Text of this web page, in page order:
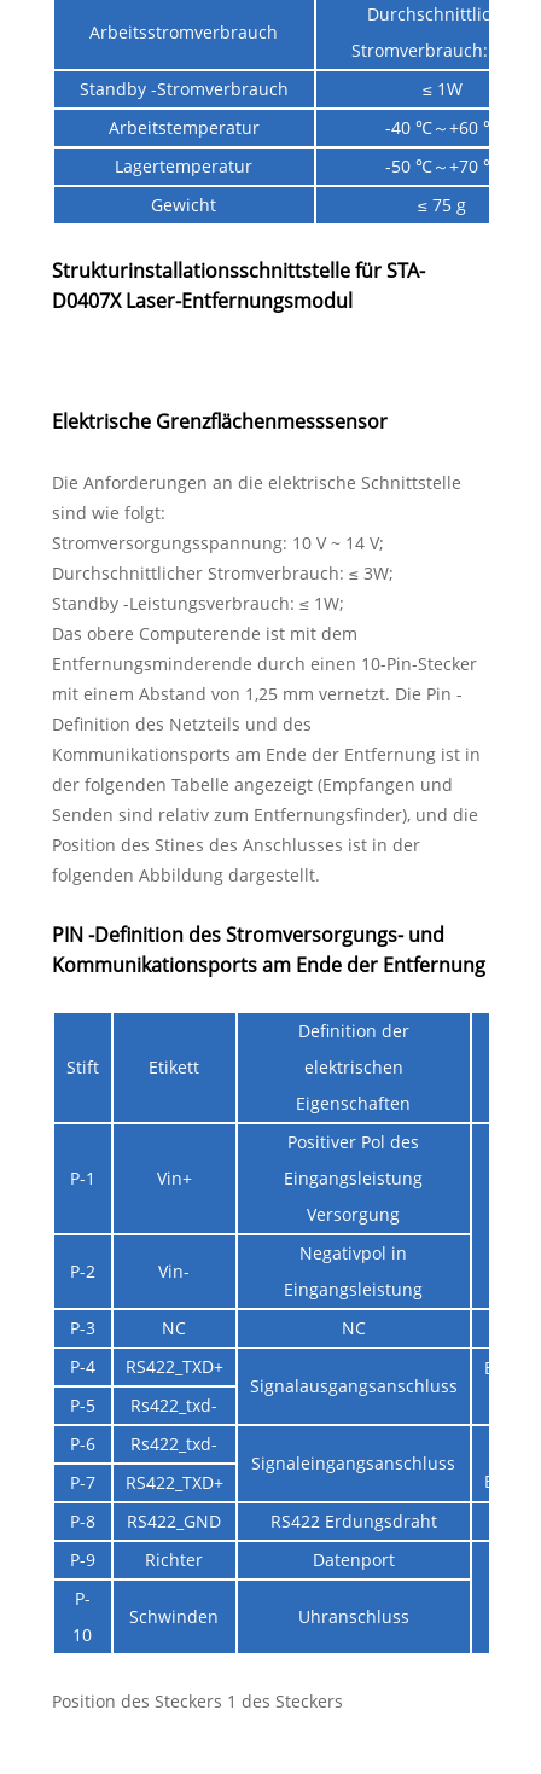
Arbeitsstromverbrauch
Durchschnittlicher
Stromverbrauch: ≤ 3W
Standby -Stromverbrauch
≤ 1W
Arbeitstemperatur
-40 ℃～+60 ℃
Lagertemperatur
-50 ℃～+70 ℃
Gewicht
≤ 75 g
Strukturinstallationsschnittstelle für STA-
D0407X Laser-Entfernungsmodul
Elektrische Grenzflächenmesssensor
Die Anforderungen an die elektrische Schnittstelle
sind wie folgt:
Stromversorgungsspannung: 10 V ~ 14 V;
Durchschnittlicher Stromverbrauch: ≤ 3W;
Standby -Leistungsverbrauch: ≤ 1W;
Das obere Computerende ist mit dem
Entfernungsminderende durch einen 10-Pin-Stecker
mit einem Abstand von 1,25 mm vernetzt. Die Pin -
Definition des Netzteils und des
Kommunikationsports am Ende der Entfernung ist in
der folgenden Tabelle angezeigt (Empfangen und
Senden sind relativ zum Entfernungsfinder), und die
Position des Stines des Anschlusses ist in der
folgenden Abbildung dargestellt.
PIN -Definition des Stromversorgungs- und
Kommunikationsports am Ende der Entfernung
Stift Etikett
Definition der
elektrischen
Eigenschaften
P-1 Vin+
Positiver Pol des
Eingangsleistung
Versorgung
P-2
Vin-
Negativpol in
Eingangsleistung
P-3
NC
NC
P-4
RS422_TXD+
Signalausgangsanschluss
P-5
Rs422_txd-
P-6
Rs422_txd-
Signaleingangsanschluss
P-7
RS422_TXD+
P-8
RS422_GND
RS422 Erdungsdraht
P-9
Richter
Datenport
P-
10
Schwinden Uhranschluss
Position des Steckers 1 des Steckers